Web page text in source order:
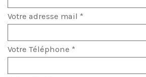
Votre adresse mail *
Votre Téléphone *